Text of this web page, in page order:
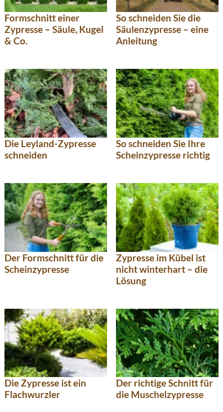
Formschnitt einer
Zypresse – Säule, Kugel
& Co.
So schneiden Sie die
Säulenzypresse – eine
Anleitung
Die Leyland-Zypresse
schneiden
So schneiden Sie Ihre
Scheinzypresse richtig
Der Formschnitt für die
Scheinzypresse
Zypresse im Kübel ist
nicht winterhart – die
Lösung
Die Zypresse ist ein
Flachwurzler
Der richtige Schnitt für
die Muschelzypresse